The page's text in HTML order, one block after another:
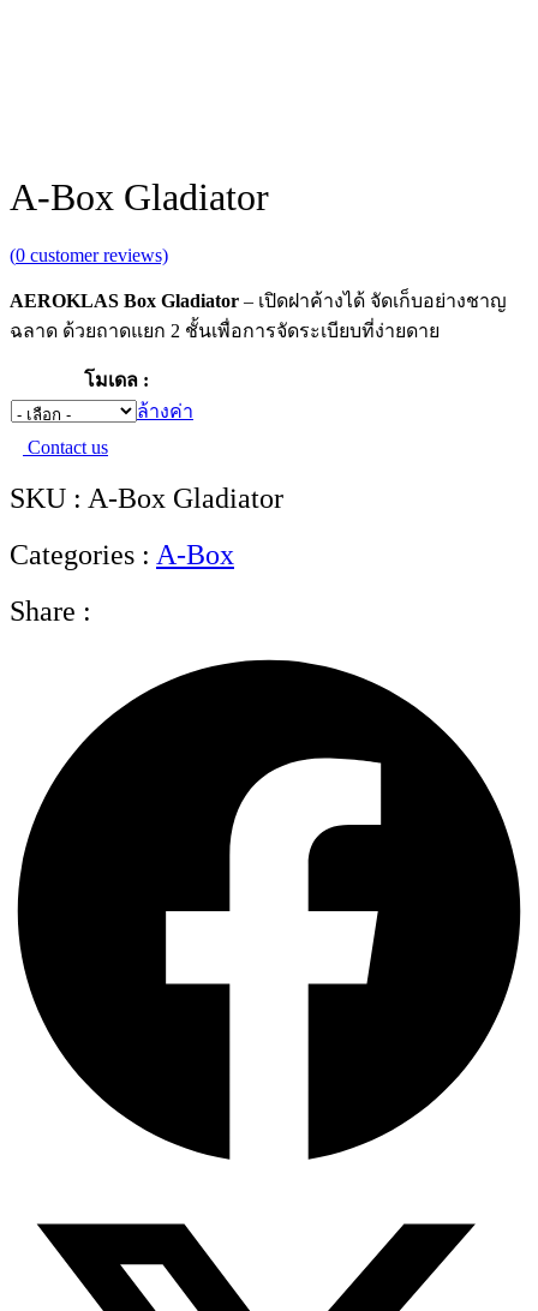
A-Box Gladiator
(0 customer reviews)
AEROKLAS Box Gladiator – เปิดฝาค้างได้ จัดเก็บอย่างชาญ
ฉลาด ด้วยถาดแยก 2 ชั้นเพื่อการจัดระเบียบที่ง่ายดาย
โมเดล
ล้างค่า
Contact us
SKU : A-Box Gladiator
Categories : A-Box
Share :